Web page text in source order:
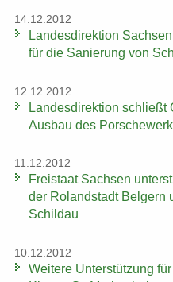
14.12.2012
Lan­des­di­rek­ti­on
für die Sa­nie­rung von
12.12.2012
Lan­des­di­rek­ti­on schließt
Aus­bau des
11.12.2012
Frei­staat Sach­sen
der Ro­land­stadt Bel­gern
Schildau
10.12.2012
Wei­te­re Un­ter­stüt­zung